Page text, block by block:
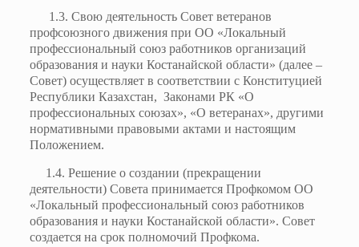
1.3. Свою деятельность Совет ветеранов
профсоюзного движения при ОО «Локальный
профессиональный союз работников организаций
образования и науки Костанайской области» (далее –
Совет) осуществляет в соответствии с Конституцией
Республики Казахстан, Законами РК «О
профессиональных союзах», «О ветеранах», другими
нормативными правовыми актами и настоящим
Положением.
1.4. Решение о создании (прекращении
деятельности) Совета принимается Профкомом ОО
«Локальный профессиональный союз работников
образования и науки Костанайской области». Совет
создается на срок полномочий Профкома.